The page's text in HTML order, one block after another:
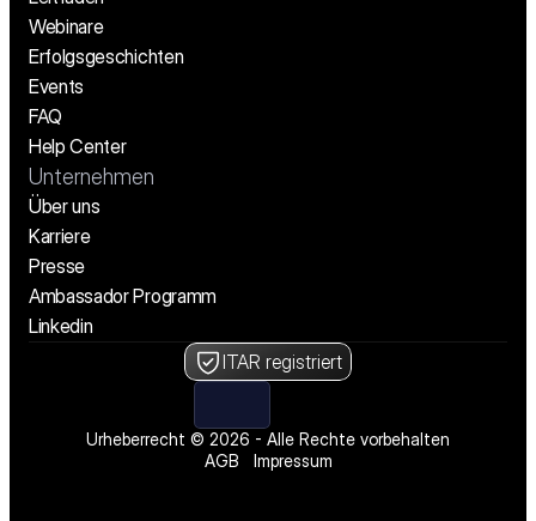
Webinare
Erfolgsgeschichten
Events
FAQ
Help Center
Unternehmen
Über uns
Karriere
Presse
Ambassador Programm
Linkedin
ITAR registriert
Urheberrecht © 2026 - Alle Rechte vorbehalten
AGB
Impressum